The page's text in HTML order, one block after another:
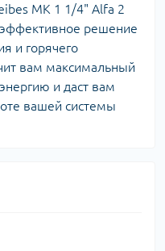
MK 1 1/4" Alfa 2
решение
и горячего
вам максимальный
и даст вам
вашей системы